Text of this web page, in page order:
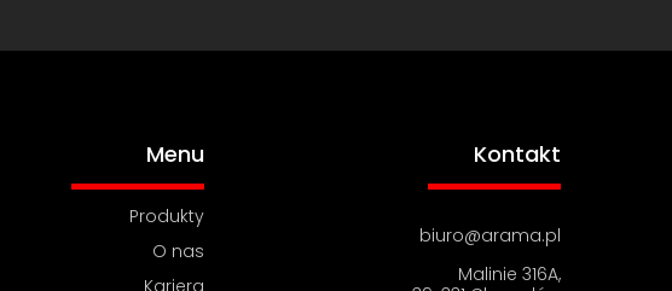
Menu
Produkty
O nas
Kariera
Kontakt
biuro@arama.pl
Malinie 316A,